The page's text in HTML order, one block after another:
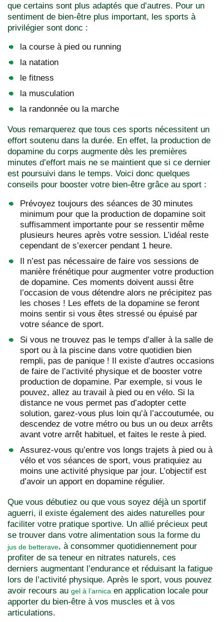
que certains sont plus adaptés que d’autres. Pour un
sentiment de bien-être plus important, les sports à
privilégier sont donc :
la course à pied ou running
la natation
le fitness
la musculation
la randonnée ou la marche
Vous remarquerez que tous ces sports nécessitent un
effort soutenu dans la durée. En effet, la production de
dopamine du corps augmente dès les premières
minutes d’effort mais ne se maintient que si ce dernier
est poursuivi dans le temps. Voici donc quelques
conseils pour booster votre bien-être grâce au sport :
Prévoyez toujours des séances de 30 minutes
minimum pour que la production de dopamine soit
suffisamment importante pour se ressentir même
plusieurs heures après votre session. L’idéal reste
cependant de s’exercer pendant 1 heure.
Il n’est pas nécessaire de faire vos sessions de
manière frénétique pour augmenter votre production
de dopamine. Ces moments doivent aussi être
l’occasion de vous détendre alors ne précipitez pas
les choses ! Les effets de la dopamine se feront
moins sentir si vous êtes stressé ou épuisé par
votre séance de sport.
Si vous ne trouvez pas le temps d’aller à la salle de
sport ou à la piscine dans votre quotidien bien
rempli, pas de panique ! Il existe d’autres occasions
de faire de l’activité physique et de booster votre
production de dopamine. Par exemple, si vous le
pouvez, allez au travail à pied ou en vélo. Si la
distance ne vous permet pas d’adopter cette
solution, garez-vous plus loin qu’à l’accoutumée, ou
descendez de votre métro ou bus un ou deux arrêts
avant votre arrêt habituel, et faites le reste à pied.
Assurez-vous qu’entre vos longs trajets à pied ou à
vélo et vos séances de sport, vous pratiquiez au
moins une activité physique par jour. L’objectif est
d’avoir un apport en dopamine régulier.
Que vous débutiez ou que vous soyez déjà un sportif
aguerri, il existe également des aides naturelles pour
faciliter votre pratique sportive. Un allié précieux peut
se trouver dans votre alimentation sous la forme du
jus de betterave, à consommer quotidiennement pour
profiter de sa teneur en nitrates naturels, ces
derniers augmentant l’endurance et réduisant la fatigue
lors de l’activité physique. Après le sport, vous pouvez
avoir recours au gel à l’arnica en application locale pour
apporter du bien-être à vos muscles et à vos
articulations.